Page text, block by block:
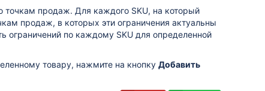
точкам продаж. Для каждого SKU, на который
продаж, в которых эти ограничения актуальны
ограничений по каждому SKU для определенной
товару, нажмите на кнопку Добавить